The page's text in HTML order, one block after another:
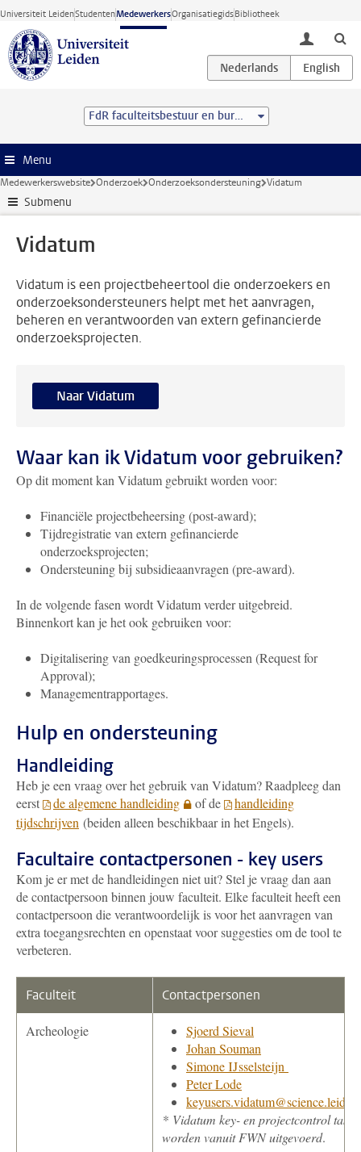
Ga direct naar de inhoud
Universiteit LeidenStudentenMedewerkersOrganisatiegidsBibliotheek
toggle
FdR faculteitsbestuur en bureau
Menu
Medewerkerswebsite Onderzoek Onderzoeksondersteuning Vidatum
Submenu
Vidatum
Vidatum is een projectbeheertool die onderzoekers en
onderzoeksondersteuners helpt met het aanvragen,
beheren en verantwoorden van extern gefinancierde
onderzoeksprojecten.
Naar Vidatum
Waar kan ik Vidatum voor gebruiken?
Op dit moment kan Vidatum gebruikt worden voor:
Financiële projectbeheersing (post-award);
Tijdregistratie van extern gefinancierde
onderzoeksprojecten;
Ondersteuning bij subsidieaanvragen (pre-award).
In de volgende fasen wordt Vidatum verder uitgebreid.
Binnenkort kan je het ook gebruiken voor:
Digitalisering van goedkeuringsprocessen (Request for
Approval);
Managementrapportages.
Hulp en ondersteuning
Handleiding
Heb je een vraag over het gebruik van Vidatum? Raadpleeg dan
eerst
de algemene handleiding of de
handleiding
tijdschrijven (beiden alleen beschikbaar in het Engels).
Facultaire contactpersonen - key users
Kom je er met de handleidingen niet uit? Stel je vraag dan aan
de contactpersoon binnen jouw faculteit. Elke faculteit heeft een
contactpersoon die verantwoordelijk is voor het aanvragen van
extra toegangsrechten en openstaat voor suggesties om de tool te
verbeteren.
Faculteit Contactpersonen
Archeologie
Sjoerd Sieval
Johan Souman
Simone IJsselsteijn
Peter Lode
* Vidatum key- en projectcontrol taken
worden vanuit FWN uitgevoerd.